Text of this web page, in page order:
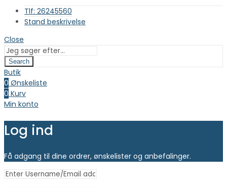
Tlf: 26245560
Stand beskrivelse
Close
Search
Butik
0 Ønskeliste
0 Kurv
Min konto
Log ind
Få adgang til dine ordrer, ønskelister og anbefalinger.